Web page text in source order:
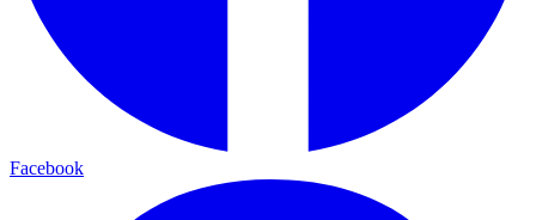
Facebook